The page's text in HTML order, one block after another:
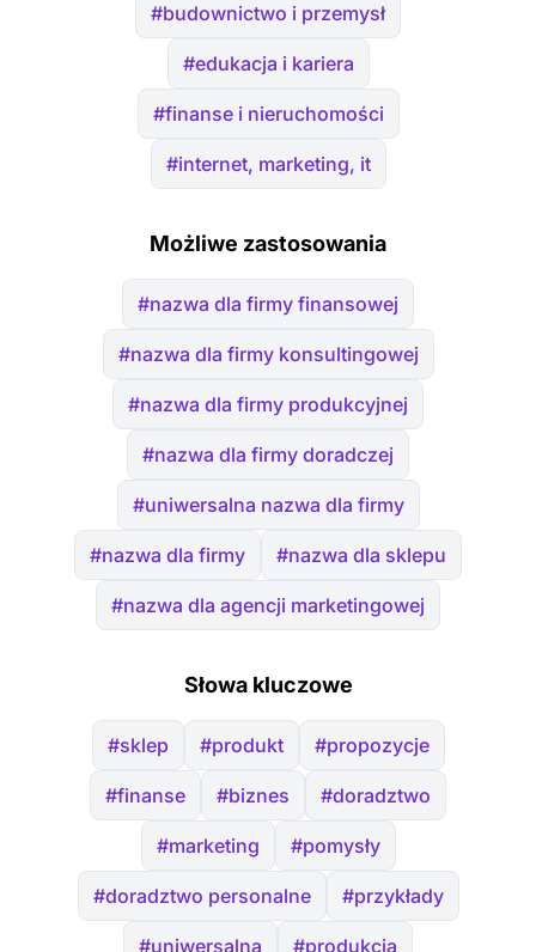
#budownictwo i przemysł
#edukacja i kariera
#finanse i nieruchomości
#internet, marketing, it
Możliwe zastosowania
#nazwa dla firmy finansowej
#nazwa dla firmy konsultingowej
#nazwa dla firmy produkcyjnej
#nazwa dla firmy doradczej
#uniwersalna nazwa dla firmy
#nazwa dla firmy #nazwa dla sklepu
#nazwa dla agencji marketingowej
Słowa kluczowe
#sklep #produkt #propozycje
#finanse #biznes #doradztwo
#marketing #pomysły
#doradztwo personalne #przykłady
#uniwersalna #produkcja